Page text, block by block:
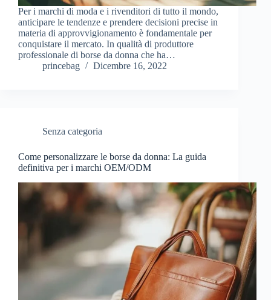
Per i marchi di moda e i rivenditori di tutto il mondo,
anticipare le tendenze e prendere decisioni precise in
materia di approvvigionamento è fondamentale per
conquistare il mercato. In qualità di produttore
professionale di borse da donna che ha…
princebag
Dicembre 16, 2022
Senza categoria
Come personalizzare le borse da donna: La guida
definitiva per i marchi OEM/ODM